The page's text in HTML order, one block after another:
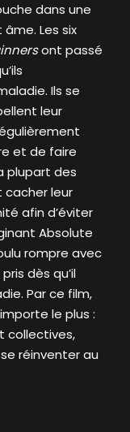
dans une
Les six
ont passé
Ils se
leur
et de faire
plupart des
cacher leur
afin d’éviter
Absolute
rompre avec
dès qu’il
Par ce film,
le plus :
collectives,
réinventer au